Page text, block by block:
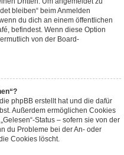
bleiben“ beim Anmelden
du dich an einem öffentlichen
befindest. Wenn diese Option
von der Board-
phpBB erstellt hat und die dafür
Außerdem ermöglichen Cookies
Status – sofern sie von der
du Probleme bei der An- oder
Cookies löscht.